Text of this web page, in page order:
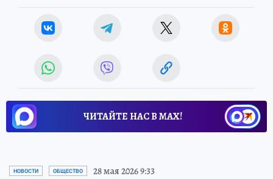
ЧИТАЙТЕ НАС В МАХ!
НОВОСТИ ОБЩЕСТВО 28 мая 2026 9:33